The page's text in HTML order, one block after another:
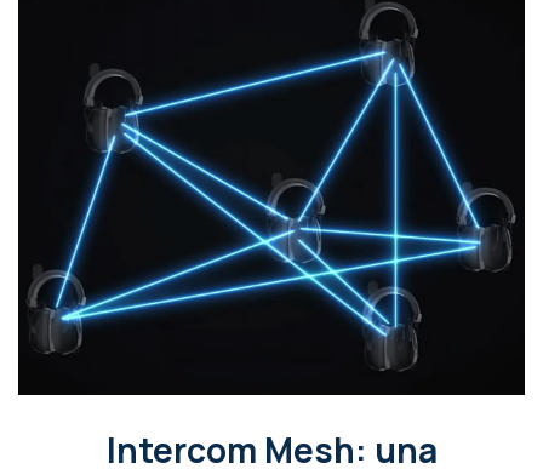
Intercom Mesh: una